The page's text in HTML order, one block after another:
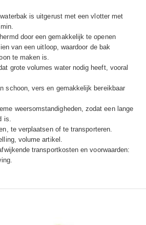
is uitgerust met een vlotter met
door een gemakkelijk te openen
van een uitloop, waardoor de bak
te maken is.
grote volumes water nodig heeft, vooral
schoon, vers en gemakkelijk bereikbaar
weersomstandigheden, zodat een lange
is.
te verplaatsen of te transporteren.
volume artikel.
transportkosten en voorwaarden: